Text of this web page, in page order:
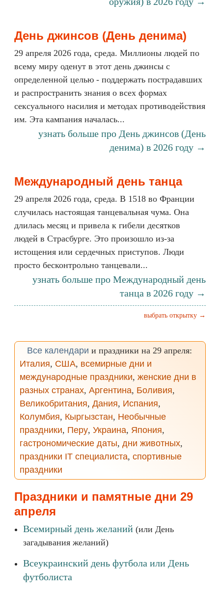
День джинсов (День денима)
29 апреля 2026 года, среда. Миллионы людей по
всему миру оденут в этот день джинсы с
определенной целью - поддержать пострадавших
и распространить знания о всех формах
сексуального насилия и методах противодействия
им. Эта кампания началась...
узнать больше про День джинсов (День
денима) в 2026 году →
Международный день танца
29 апреля 2026 года, среда. В 1518 во Франции
случилась настоящая танцевальная чума. Она
длилась месяц и привела к гибели десятков
людей в Страсбурге. Это произошло из-за
истощения или сердечных приступов. Люди
просто бесконтрольно танцевали...
узнать больше про Международный день
танца в 2026 году →
выбрать открытку →
Все календари и праздники на 29 апреля:
Италия, США, всемирные дни и
международные праздники, женские дни в
разных странах, Аргентина, Боливия,
Великобритания, Дания, Испания,
Колумбия, Кыргызстан, Необычные
праздники, Перу, Украина, Япония,
гастрономические даты, дни животных,
праздники IT специалиста, спортивные
праздники
Праздники и памятные дни 29
апреля
Всемирный день желаний (или День
загадывания желаний)
Всеукраинский день футбола или День
футболиста